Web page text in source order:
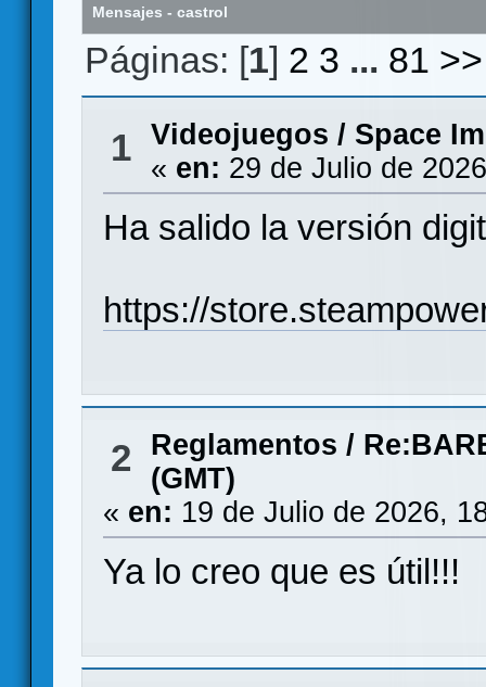
Mensajes - castrol
Páginas: [1] 2 3 ... 81 >>
1 Videojuegos / Space
« en: 29 de Julio de
Ha salido la versión
https://
2 Reglamentos /
(GMT)
« en: 19 de Julio de 2026,
Ya lo creo que es útil!!!